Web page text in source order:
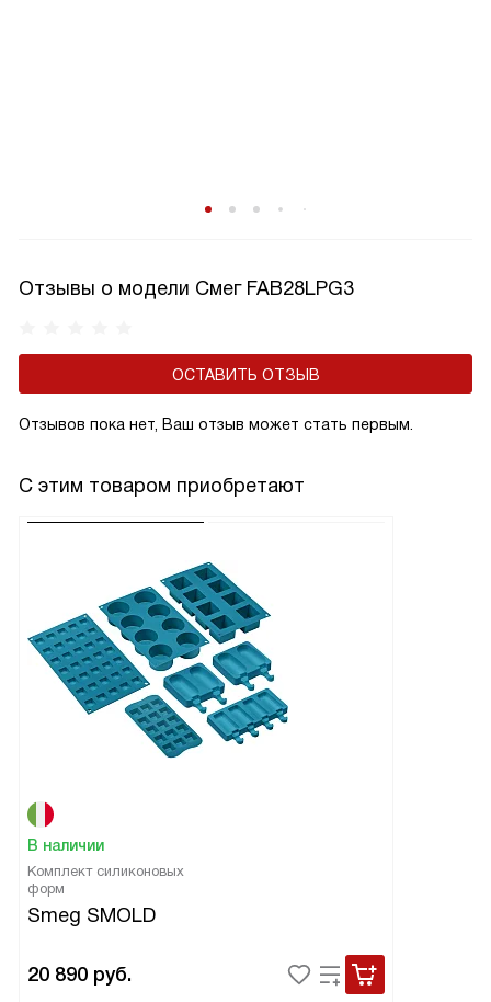
Отзывы о модели Смег FAB28LPG3
ОСТАВИТЬ ОТЗЫВ
Отзывов пока нет, Ваш отзыв может стать первым.
С этим товаром приобретают
В наличии
Комплект силиконовых
форм
Smeg SMOLD
20 890 руб.